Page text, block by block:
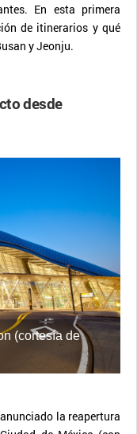
En esta primera
de itinerarios y qué
y Jeonju.
desde
(cortesía de
la reapertura